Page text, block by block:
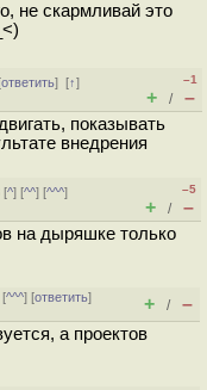
не скармливай это
ответить][↑]
–1
+ / –
показывать
внедрения
[^] [^^] [^^^]
–5
+ / –
на дыряшке только
[^^^] [ответить]
+ / –
а проектов